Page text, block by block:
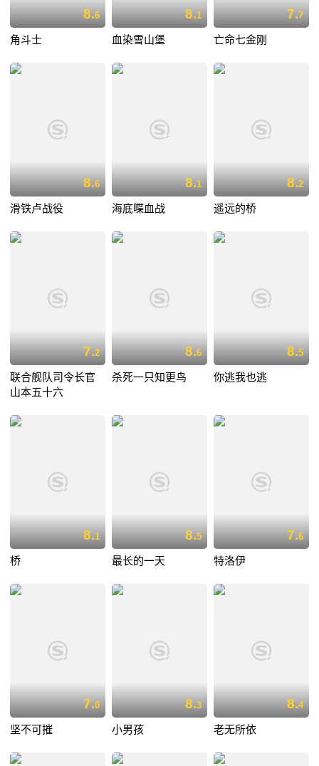
8.6
角斗士
8.1
血染雪山堡
7.7
亡命七金刚
8.6
滑铁卢战役
8.1
海底喋血战
8.2
遥远的桥
7.2
联合舰队司令长官
山本五十六
8.6
杀死一只知更鸟
8.5
你逃我也逃
8.1
桥
8.5
最长的一天
7.6
特洛伊
7.0
坚不可摧
8.3
小男孩
8.4
老无所依